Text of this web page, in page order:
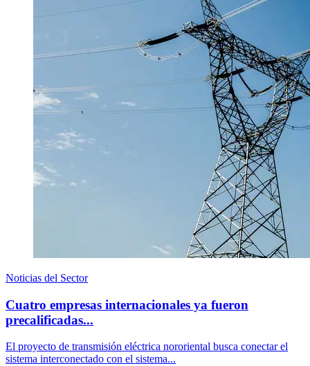
Noticias del Sector
Cuatro empresas internacionales ya fueron
precalificadas...
El proyecto de transmisión eléctrica nororiental busca conectar el
sistema interconectado con el sistema...